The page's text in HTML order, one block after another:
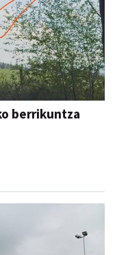
berrikuntza